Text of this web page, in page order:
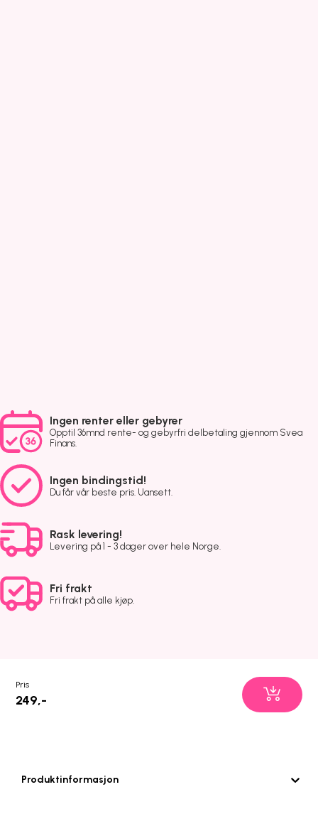
Ingen renter eller gebyrer
Opptil 36mnd rente- og gebyrfri delbetaling gjennom Svea
Finans.
Ingen bindingstid!
Du får vår beste pris. Uansett.
Rask levering!
Levering på 1 - 3 dager over hele Norge.
Fri frakt
Fri frakt på alle kjøp.
Pris
249,-
Produktinformasjon